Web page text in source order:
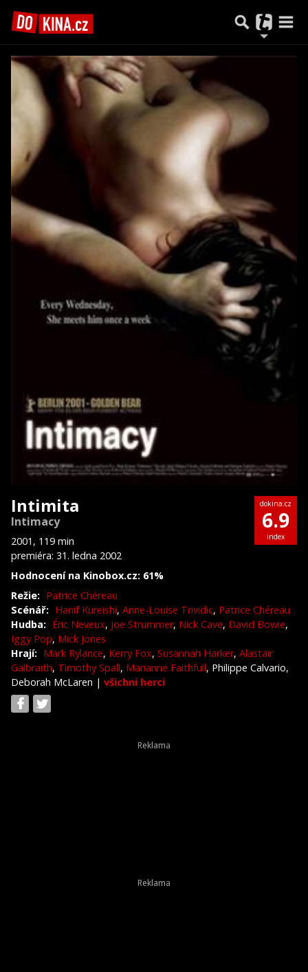
Intimita
Intimacy
2001, 119 min
premiéra: 31. ledna 2002
Hodnocení na Kinobox.cz: 61%
dokina.cz
6.9
index
Režie: Patrice Chéreau
Scénář: Hanif Kureishi, Anne-Louise Trividic, Patrice Chéreau
Hudba: Éric Neveux, Joe Strummer, Nick Cave, David Bowie,
Iggy Pop, Mick Jones
Hrají: Mark Rylance, Kerry Fox, Susannah Harker, Alastair
Galbraith, Timothy Spall, Marianne Faithfull, Philippe Calvario,
Deborah McLaren | všichni herci